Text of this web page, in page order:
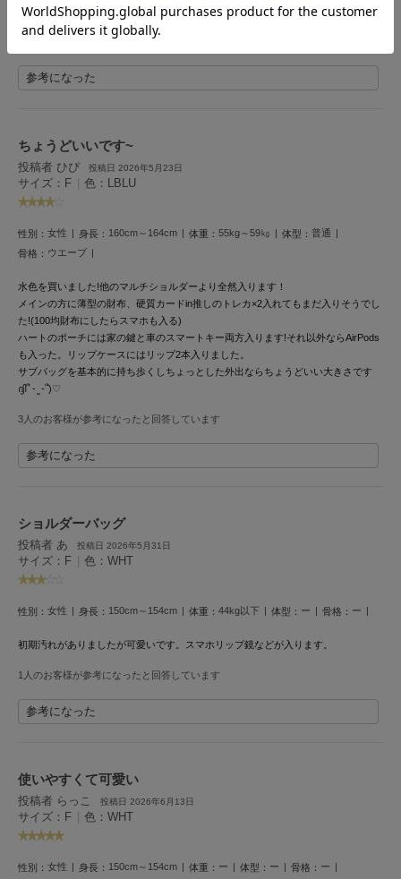
NOWNS
ナウンス
null.
ヌル
On
オン
Onitsuka Tiger
ORGUE
ORR
オル
PATRICK
Philly chocolate
フィリーチョコレート
PUMA
プーマ
SALOMON
サロモン
SESAME STREET MARKET
セサミストリートマーケット
シャカ
ます！私は大人可愛く持てるミニハート柄のBRWを愛用中♡
5人のお客様が参考になったと回答しています
参考になった
ちょうどいいです~
投稿者 ひぴ 投稿日 2026年5月23日
サイズ：F 色：LBLU
性別： 女性 身長： 160cm～164cm 体重： 55kg～59㎏ 体型： 普通
骨格： ウエーブ
水色を買いました!他のマルチショルダーより全然入ります！
メインの方に薄型の財布、硬質カードin推しのトレカ×2入れてもまだ入りそうでし
た!(100均財布にしたらスマホも入る)
ハートのポーチには家の鍵と車のスマートキー両方入ります!それ以外ならAirPods
も入った。リップケースにはリップ2本入りました。
サブバッグを基本的に持ち歩くしちょっとした外出ならちょうどいい大きさです
ദ്ദി՞ - ̫ -՞)‎♡
3人のお客様が参考になったと回答しています
参考になった
ショルダーバッグ
投稿者 あ 投稿日 2026年5月31日
サイズ：F 色：WHT
性別： 女性 身長： 150cm～154cm 体重： 44kg以下 体型： ー 骨格： ー
初期汚れがありましたが可愛いです。スマホリップ鏡などが入ります。
1人のお客様が参考になったと回答しています
参考になった
使いやすくて可愛い
投稿者 らっこ 投稿日 2026年6月13日
サイズ：F 色：WHT
性別： 女性 身長： 150cm～154cm 体重： ー 体型： ー 骨格： ー